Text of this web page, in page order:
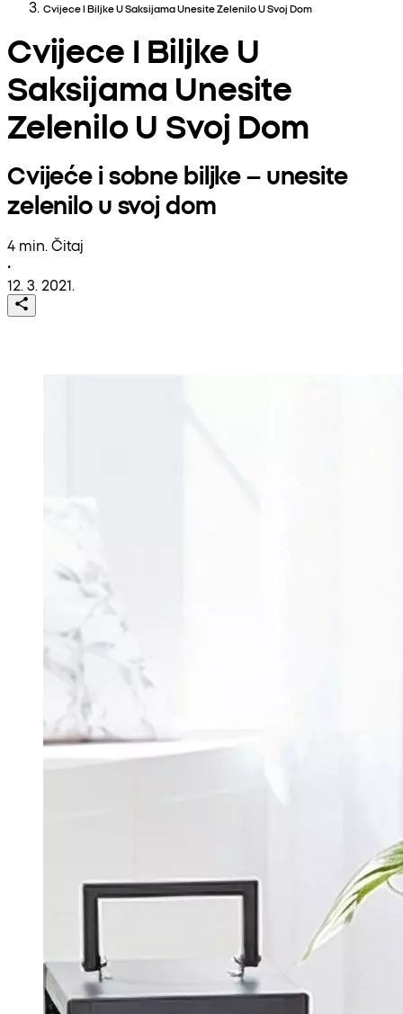
Cvijece I Biljke U Saksijama Unesite Zelenilo U Svoj Dom
Cvijece I Biljke U
Saksijama Unesite
Zelenilo U Svoj Dom
Cvijeće i sobne biljke – unesite
zelenilo u svoj dom
4 min. Čitaj
•
12. 3. 2021.